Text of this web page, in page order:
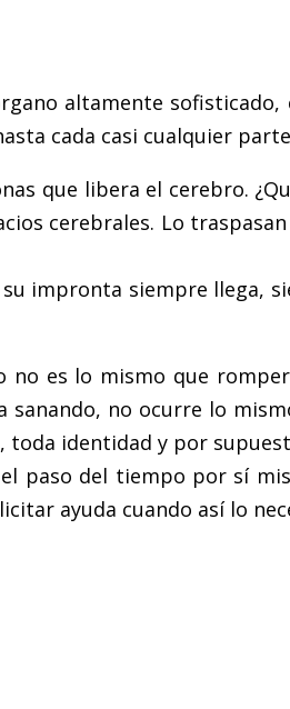
altamente
cada casi cualquier
que libera el cerebro.
cerebrales. Lo
impronta siempre llega,
es lo mismo que
no ocurre lo
identidad y por
paso del tiempo por sí
ayuda cuando así lo